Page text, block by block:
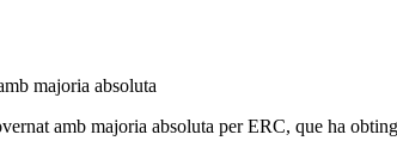
majoria absoluta
amb majoria absoluta per ERC, que ha